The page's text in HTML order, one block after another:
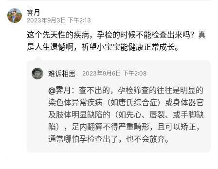
霁月
2023年9月3日 下午2:13
这个先天性的疾病，孕检的时候不能检查出来吗？真
是人生遗憾啊，祈望小宝宝能健康正常成长。
难诉相思 2023年9月6日 下午2:08
@霁月 ： 查不出的，孕检筛查的往往是明显的
染色体异常疾病（如唐氏综合症）或身体器官
及肢体明显缺陷的（如先心、唇裂、或手脚缺
陷），足内翻算不得严重畸形，且可以矫正，
通常哪怕孕检查出了，也不会放弃。